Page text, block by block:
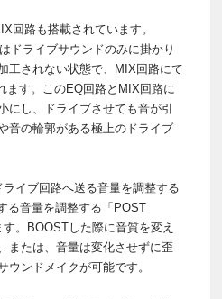
回路も搭載されています。
ドライブサウンドのみに掛かり
工されない状態で、MIX回路にて
ます。このEQ回路とMIX回路に
にし、ドライブさせても音が引
音の輪郭がある極上のドライブ
イブ回路へ送る音量を調整する
る音量を調整する「POST
。BOOSTした際に音質を変え
または、音量は変化させずに歪
ウンドメイクが可能です。